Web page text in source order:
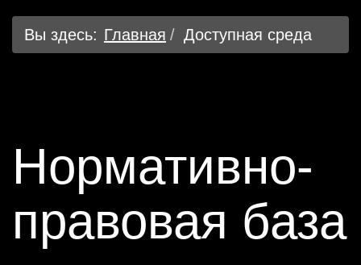
Вы здесь: Главная Доступная среда
Нормативно-
правовая база